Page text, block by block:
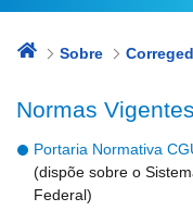
Sobre
Normas Vigentes
Portaria Normativa
(dispõe sobre o
Federal)